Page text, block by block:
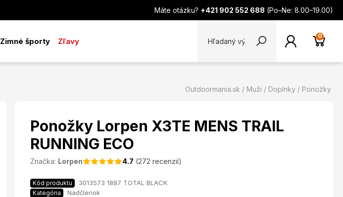
Máte otázku? +421 902 552 688 (Po–Ne: 8.00–19.00)
Zimné športy Zľavy
0
Outdoormania.sk Muži Doplnky Ponožky
Ponožky Lorpen X3TE MENS TRAIL
RUNNING ECO
Značka: Lorpen 4.7 (272 recenzií)
Kód produktu 3013573 1887 TOTAL BLACK
Kategória Nadčlenok